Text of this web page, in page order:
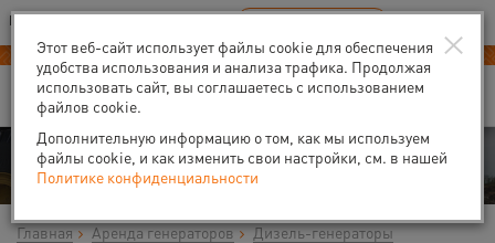
Ваш город:Вологда
В Вашем регионе нет наших офисов
Новый прайс-лист с 01.02.2025
RU EN
Аренда
Главная Аренда генераторов
Дизель-генераторы
×
Этот веб-сайт использует файлы cookie для обеспечения
удобства использования и анализа трафика. Продолжая
использовать сайт, вы соглашаетесь с использованием
файлов cookie.
Дополнительную информацию о том, как мы используем
файлы cookie, и как изменить свои настройки, см. в нашей
Политике конфиденциальности